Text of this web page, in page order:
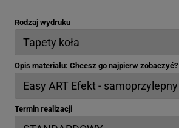
Rodzaj wydruku
Opis materiału: Chcesz go najpierw zobaczyć?
Termin realizacji